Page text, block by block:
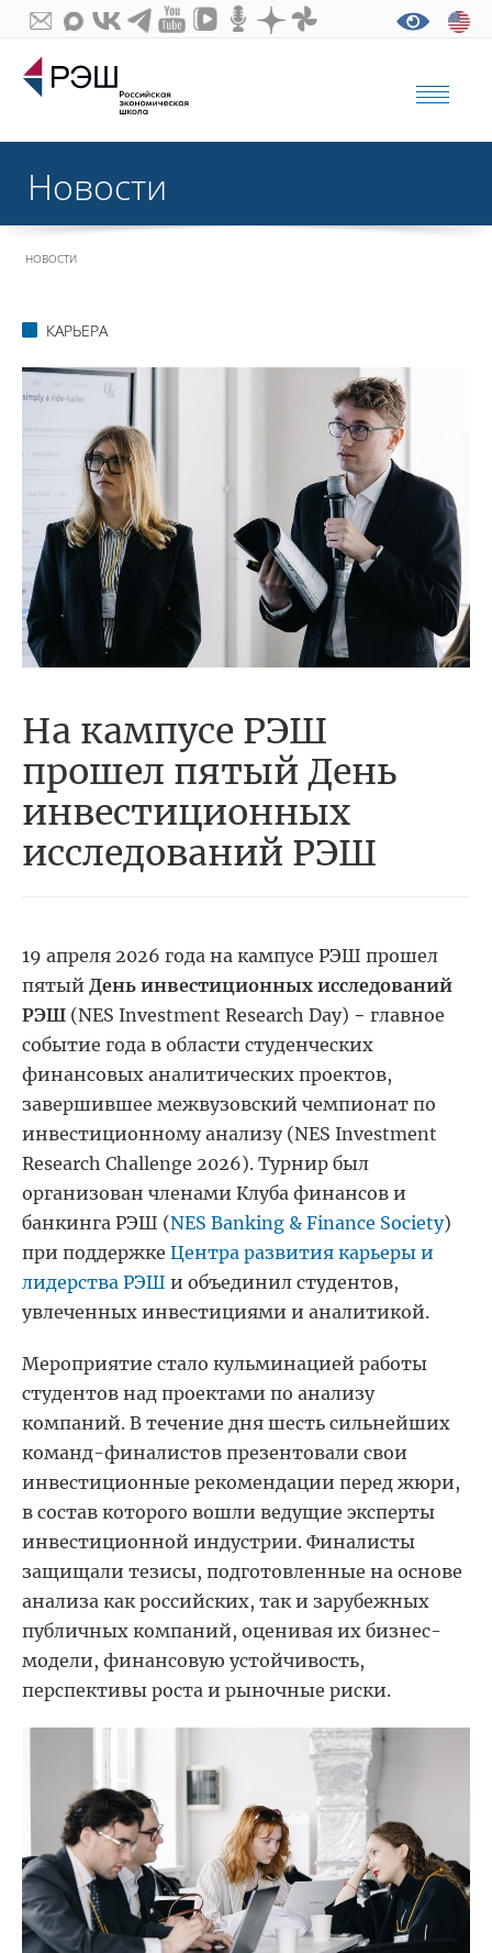
Новости
НОВОСТИ
КАРЬЕРА
На кампусе РЭШ
прошел пятый День
инвестиционных
исследований РЭШ
19 апреля 2026 года на кампусе РЭШ прошел
пятый День инвестиционных исследований
РЭШ (NES Investment Research Day) − главное
событие года в области студенческих
финансовых аналитических проектов,
завершившее межвузовский чемпионат по
инвестиционному анализу (NES Investment
Research Challenge 2026). Турнир был
организован членами Клуба финансов и
банкинга РЭШ (NES Banking & Finance Society)
при поддержке Центра развития карьеры и
лидерства РЭШ и объединил студентов,
увлеченных инвестициями и аналитикой.
Мероприятие стало кульминацией работы
студентов над проектами по анализу
компаний. В течение дня шесть сильнейших
команд-финалистов презентовали свои
инвестиционные рекомендации перед жюри,
в состав которого вошли ведущие эксперты
инвестиционной индустрии. Финалисты
защищали тезисы, подготовленные на основе
анализа как российских, так и зарубежных
публичных компаний, оценивая их бизнес-
модели, финансовую устойчивость,
перспективы роста и рыночные риски.